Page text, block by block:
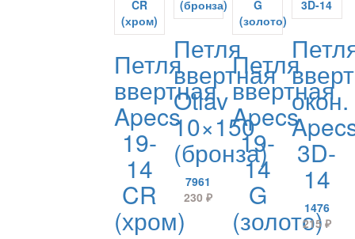
Петля
ввертная
Apecs
19-
14
CR
(хром)
Петля
ввертная
Otlav
10×150
(бронза)
7961
230₽
Петля
ввертная
Apecs
19-
14
G
(золото)
окон.
3D-
14
1476
215 ₽